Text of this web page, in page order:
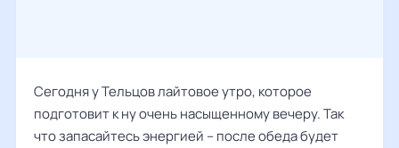
Сегодня у Тельцов лайтовое утро, которое
подготовит к ну очень насыщенному вечеру. Так
что запасайтесь энергией – после обеда будет